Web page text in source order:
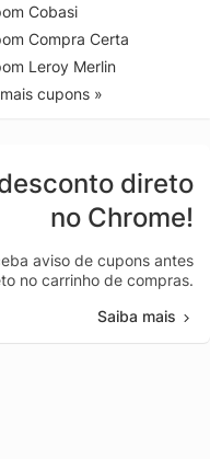
Cobasi
Compra Certa
Leroy Merlin
cupons »
direto
no Chrome!
aviso de cupons antes
no carrinho de compras.
Saiba mais